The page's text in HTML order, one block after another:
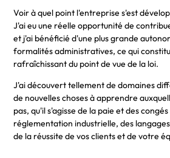
Voir à quel point l'entreprise s'est
J'ai eu une réelle opportunité de
et j'ai bénéficié d'une plus grande
formalités administratives, ce qui
rafraîchissant du point de vue de la loi.
J'ai découvert tellement de domaines
de nouvelles choses à apprendre
pas, qu'il s'agisse de la paie et des
réglementation industrielle, des
de la réussite de vos clients et de votre